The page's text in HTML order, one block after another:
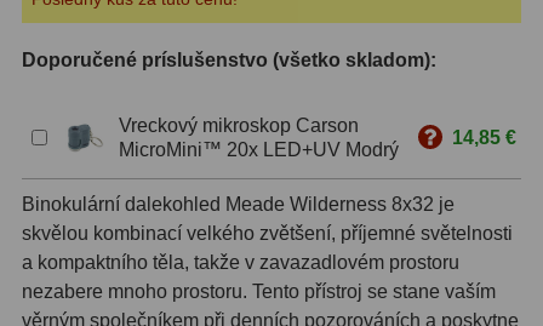
ZOOM12
S mriežkou6
Ostatné30
Barlow 65
Filtre 181
Doporučené príslušenstvo (všetko skladom):
Vreckový mikroskop Carson
MicroMini™ 20x LED+UV Modrý
14,85 €
Binokulární dalekohled Meade Wilderness 8x32 je
skvělou kombinací velkého zvětšení, příjemné světelnosti
a kompaktního těla, takže v zavazadlovém prostoru
nezabere mnoho prostoru. Tento přístroj se stane vaším
věrným společníkem při denních pozorováních a poskytne